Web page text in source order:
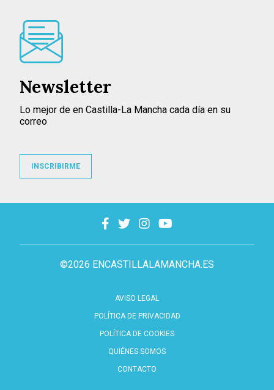
©2026 ENCASTILLALAMANCHA.ES
AVISO LEGAL
POLÍTICA DE PRIVACIDAD
POLÍTICA DE COOKIES
QUIÉNES SOMOS
CONTACTO
Newsletter
Lo mejor de en Castilla-La Mancha cada día en su
correo
INSCRIBIRME